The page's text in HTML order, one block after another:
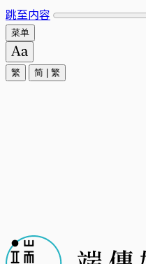
跳至内容
菜单
繁 简 繁